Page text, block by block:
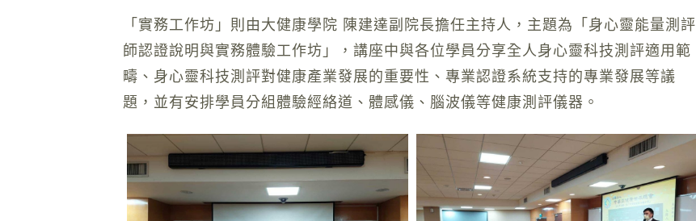
「實務工作坊」則由大健康學院 陳建達副院長擔任主持人，主題為「身心靈能量測評
師認證說明與實務體驗工作坊」，講座中與各位學員分享全人身心靈科技測評適用範
疇、身心靈科技測評對健康產業發展的重要性、專業認證系統支持的專業發展等議
題，並有安排學員分組體驗經絡道、體感儀、腦波儀等健康測評儀器。